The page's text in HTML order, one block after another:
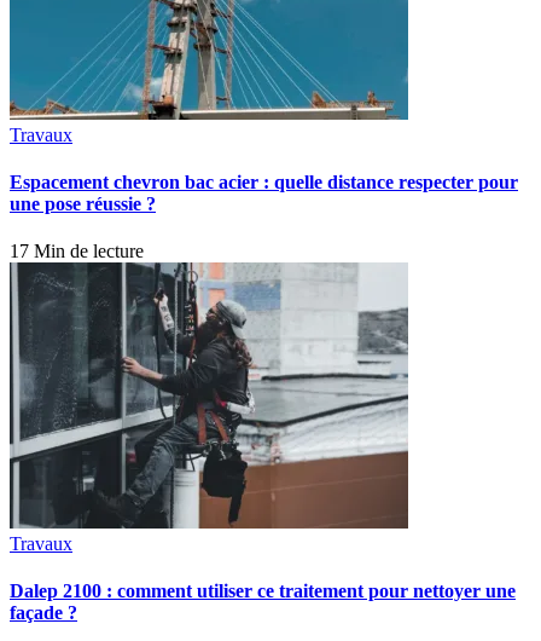
Travaux
Espacement chevron bac acier : quelle distance respecter pour
une pose réussie ?
17 Min de lecture
Travaux
Dalep 2100 : comment utiliser ce traitement pour nettoyer une
façade ?